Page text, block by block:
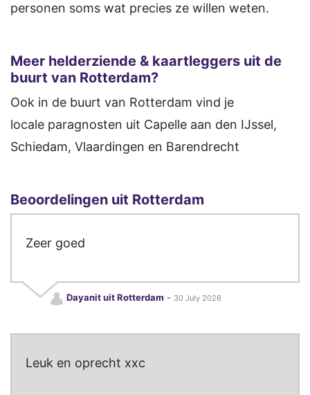
personen soms wat precies ze willen weten.
Meer helderziende & kaartleggers uit de
buurt van Rotterdam?
Ook in de buurt van Rotterdam vind je
locale paragnosten uit Capelle aan den IJssel,
Schiedam, Vlaardingen en Barendrecht
Beoordelingen uit Rotterdam
Zeer goed
Dayanit uit Rotterdam - 30 July 2026
Leuk en oprecht xxc